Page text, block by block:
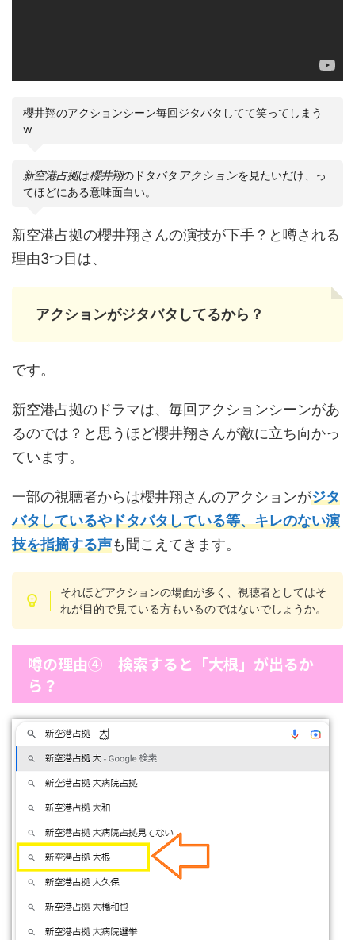
櫻井翔のアクションシーン毎回ジタバタしてて笑ってしまう
w
新空港占拠は櫻井翔のドタバタ アクションを見たいだけ、っ
てほどにある意味面白い。
新空港占拠の櫻井翔さんの演技が下手？と噂される
理由3つ目は、
アクションがジタバタしてるから？
です。
新空港占拠のドラマは、毎回アクションシーンがあ
るのでは？と思うほど櫻井翔さんが敵に立ち向かっ
ています。
一部の視聴者からは櫻井翔さんのアクションがジタ
バタしているやドタバタしている等、キレのない演
技を指摘する声も聞こえてきます。
それほどアクションの場面が多く、視聴者としてはそ
れが目的で見ている方もいるのではないでしょうか。
噂の理由④ 検索すると「大根」が出るか
ら？